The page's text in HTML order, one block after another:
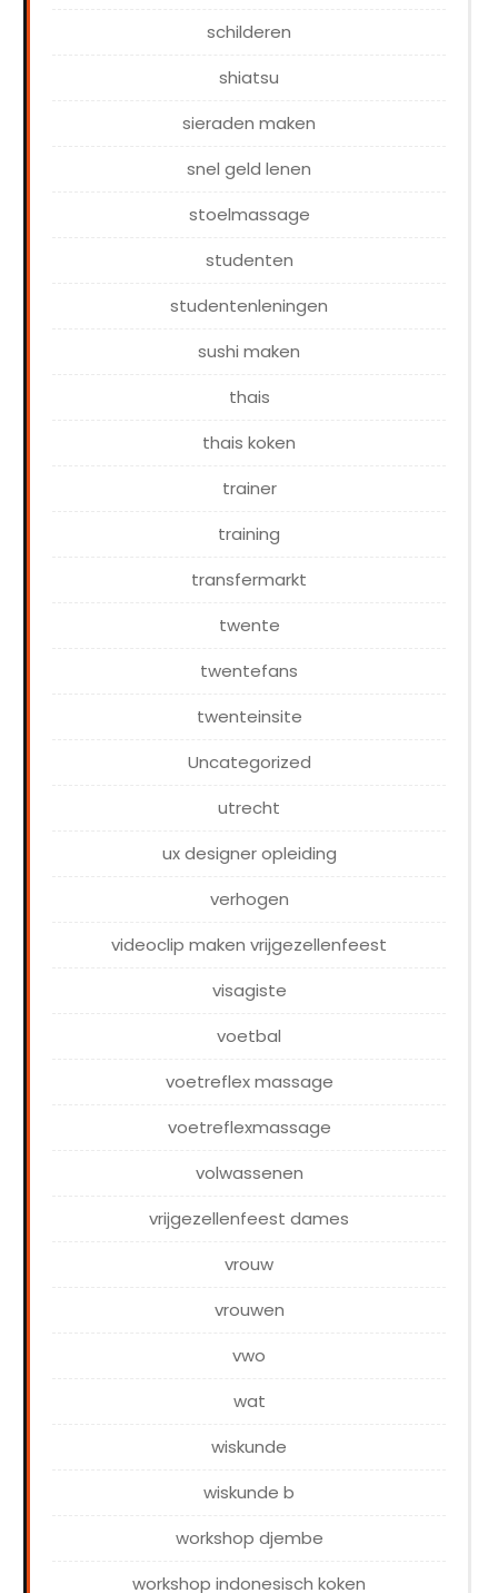
schilderen
shiatsu
sieraden maken
snel geld lenen
stoelmassage
studenten
studentenleningen
sushi maken
thais
thais koken
trainer
training
transfermarkt
twente
twentefans
twenteinsite
Uncategorized
utrecht
ux designer opleiding
verhogen
videoclip maken vrijgezellenfeest
visagiste
voetbal
voetreflex massage
voetreflexmassage
volwassenen
vrijgezellenfeest dames
vrouw
vrouwen
vwo
wat
wiskunde
wiskunde b
workshop djembe
workshop indonesisch koken